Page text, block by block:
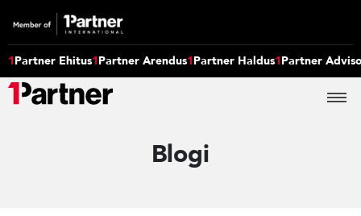
1Partner Ehitus1Partner Arendus1Partner Haldus1Partner
Blogi